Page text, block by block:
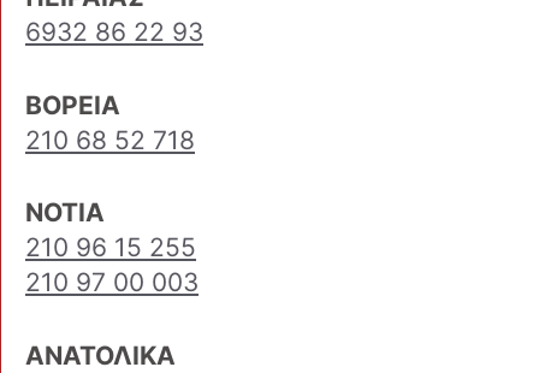
6932 86 22 93
ΒΟΡΕΙΑ
210 68 52 718
ΝΟΤΙΑ
210 96 15 255
210 97 00 003
ΑΝΑΤΟΛΙΚΑ